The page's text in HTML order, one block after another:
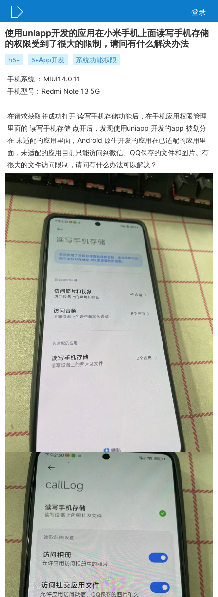
登录
使用uniapp开发的应用在小米手机上面读写手机存储
的权限受到了很大的限制，请问有什么解决办法
h5+ 5+App开发 系统功能权限
手机系统 ：MIUI14.0.11
手机型号：Redmi Note 13 5G
在请求获取并成功打开 读写手机存储功能后，在手机应用权限管理
里面的 读写手机存储 点开后，发现使用uniapp 开发的app 被划分
在 未适配的应用里面，Android 原生开发的应用在已适配的应用里
面，未适配的应用目前只能访问到微信、QQ保存的文件和图片。有
很大的文件访问限制，请问有什么办法可以解决？